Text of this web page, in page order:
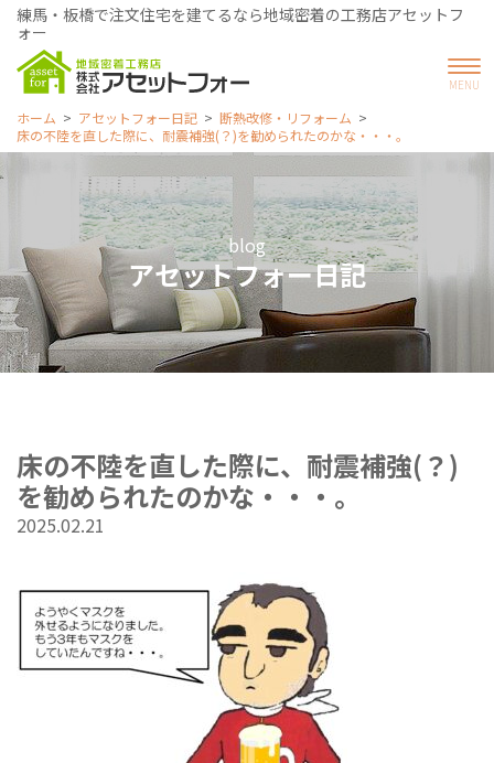
練馬・板橋で注文住宅を建てるなら地域密着の工務店アセットフ
ォー
ホーム アセットフォー日記
断熱改修・リフォーム
床の不陸を直した際に、耐震補強(？)を勧められたのかな・・・。
blog
アセットフォー日記
床の不陸を直した際に、耐震補強(？)
を勧められたのかな・・・。
2025.02.21